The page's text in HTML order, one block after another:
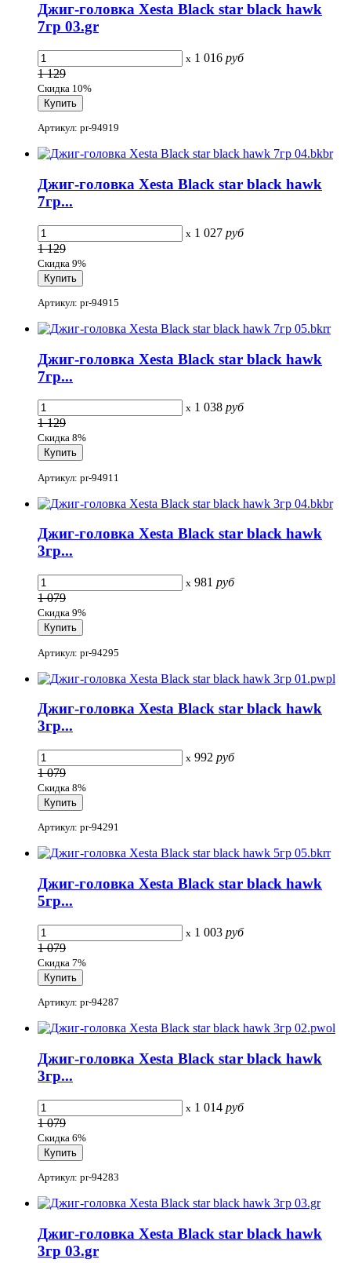
Джиг-головка Xesta Black star black hawk
7гр 03.gr
x 1 016 руб
1 129
Скидка 10%
Артикул: pr-94919
Джиг-головка Xesta Black star black hawk
7гр...
x 1 027 руб
1 129
Скидка 9%
Артикул: pr-94915
Джиг-головка Xesta Black star black hawk
7гр...
x 1 038 руб
1 129
Скидка 8%
Артикул: pr-94911
Джиг-головка Xesta Black star black hawk
3гр...
x 981 руб
1 079
Скидка 9%
Артикул: pr-94295
Джиг-головка Xesta Black star black hawk
3гр...
x 992 руб
1 079
Скидка 8%
Артикул: pr-94291
Джиг-головка Xesta Black star black hawk
5гр...
x 1 003 руб
1 079
Скидка 7%
Артикул: pr-94287
Джиг-головка Xesta Black star black hawk
3гр...
x 1 014 руб
1 079
Скидка 6%
Артикул: pr-94283
Джиг-головка Xesta Black star black hawk
3гр 03.gr